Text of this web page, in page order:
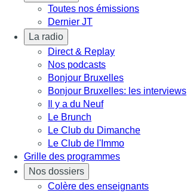
Toutes nos émissions
Dernier JT
La radio
Direct & Replay
Nos podcasts
Bonjour Bruxelles
Bonjour Bruxelles: les interviews
Il y a du Neuf
Le Brunch
Le Club du Dimanche
Le Club de l'Immo
Grille des programmes
Nos dossiers
Colère des enseignants